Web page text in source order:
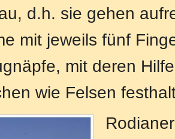
d.h. sie gehen
mit jeweils fünf
mit deren
wie Felsen